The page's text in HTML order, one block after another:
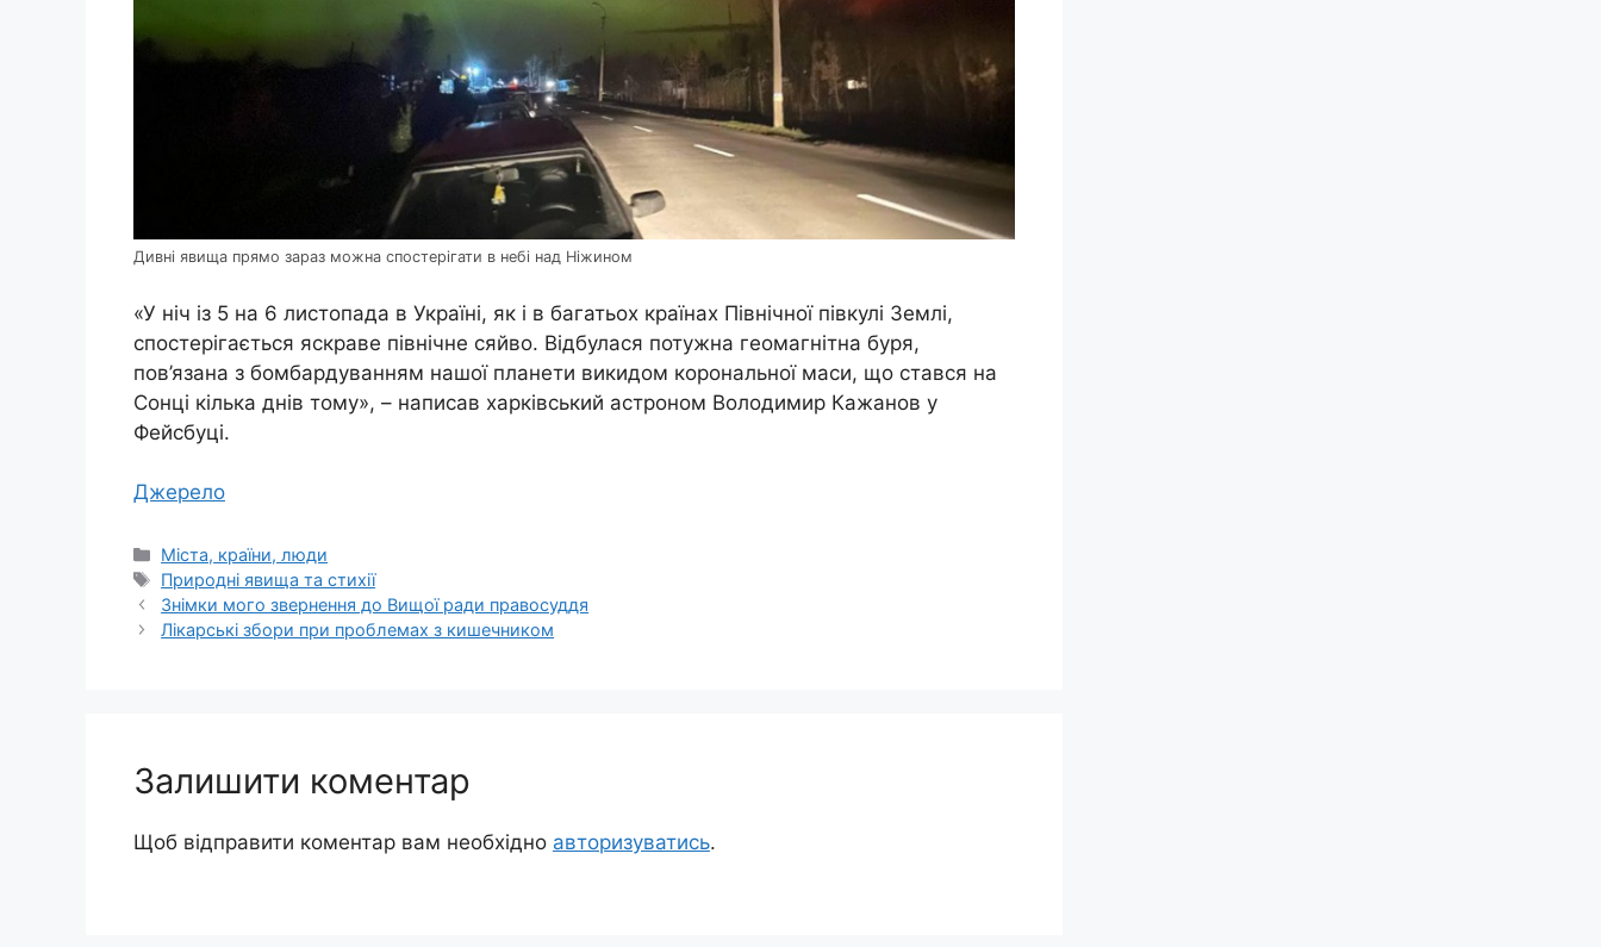
Дивні явища прямо зараз можна спостерігати в небі над Ніжином
«У ніч із 5 на 6 листопада в Україні, як і в багатьох країнах Північної півкулі Землі,
спостерігається яскраве північне сяйво. Відбулася потужна геомагнітна буря,
пов’язана з бомбардуванням нашої планети викидом корональної маси, що стався на
Сонці кілька днів тому», – написав харківський астроном Володимир Кажанов у
Фейсбуці.
Джерело
Категорії
Міста, країни, люди
Позначки
Природні явища та стихії
Знімки мого звернення до Вищої ради правосуддя
Лікарські збори при проблемах з кишечником
Залишити коментар
Щоб відправити коментар вам необхідно авторизуватись.